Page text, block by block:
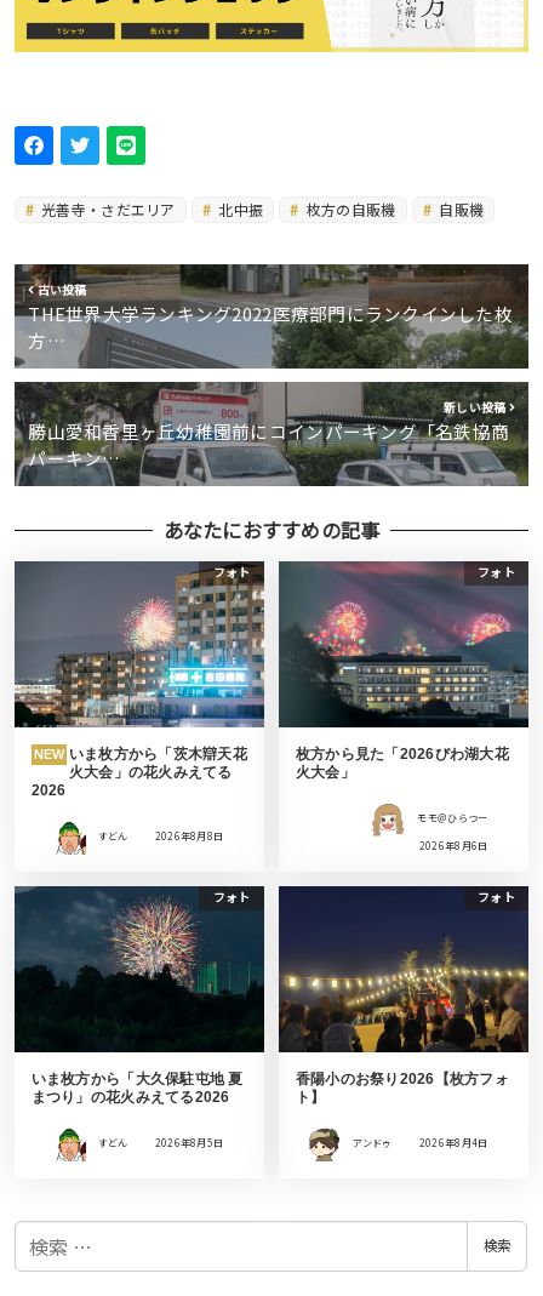
光善寺・さだエリア 北中振 枚方の自販機 自販機
古い投稿
THE世界大学ランキング2022医療部門にランクインした枚
方…
新しい投稿
勝山愛和香里ヶ丘幼稚園前にコインパーキング「名鉄協商
パーキン…
あなたにおすすめの記事
フォト
NEW いま枚方から「茨木辯天花
火大会」の花火みえてる
2026
すどん 2026年8月8日
フォト
枚方から見た「2026びわ湖大花
火大会」
モモ＠ひらつー
2026年8月6日
フォト
いま枚方から「大久保駐屯地 夏
まつり」の花火みえてる2026
すどん 2026年8月5日
フォト
香陽小のお祭り2026【枚方フォ
ト】
アンドゥ 2026年8月4日
検
検索